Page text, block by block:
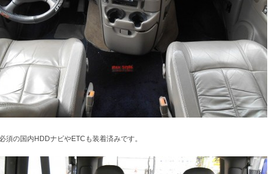
須の国内HDDナビやETCも装着済みです。